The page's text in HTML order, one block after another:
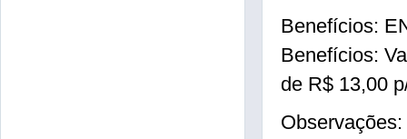
Benefícios:
Benefícios:
de R$ 13,00